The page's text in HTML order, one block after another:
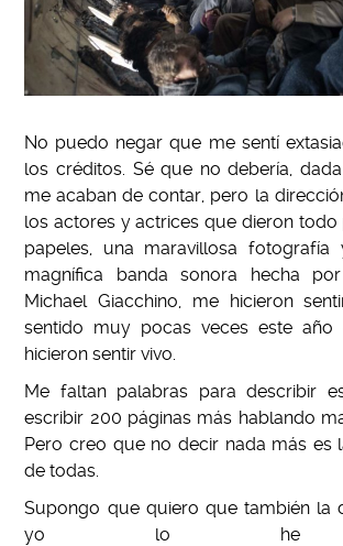
No puedo negar que me sentí
los créditos. Sé que no debería,
me acaban de contar, pero la
los actores y actrices que dieron todo
papeles, una maravillosa fotografía
magnífica banda sonora hecha
Michael Giacchino, me hicieron
sentido muy pocas veces este año
hicieron sentir vivo.
Me faltan palabras para describir
escribir 200 páginas más hablando
Pero creo que no decir nada más es
de todas.
Supongo que quiero que también la
yo lo he